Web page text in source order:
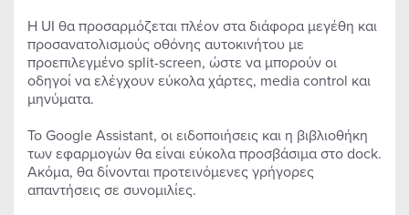
Η UI θα προσαρμόζεται πλέον στα διάφορα μεγέθη και
προσανατολισμούς οθόνης αυτοκινήτου με
προεπιλεγμένο split-screen, ώστε να μπορούν οι
οδηγοί να ελέγχουν εύκολα χάρτες, media control και
μηνύματα.
Το Google Assistant, οι ειδοποιήσεις και η βιβλιοθήκη
των εφαρμογών θα είναι εύκολα προσβάσιμα στο dock.
Ακόμα, θα δίνονται προτεινόμενες γρήγορες
απαντήσεις σε συνομιλίες.